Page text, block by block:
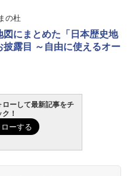
の杜
図にまとめた「日本歴史地
披露目 ～自由に使えるオー
ーして最新記事をチ
ク！